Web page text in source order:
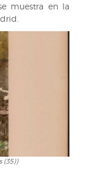
muestra en la
(35))